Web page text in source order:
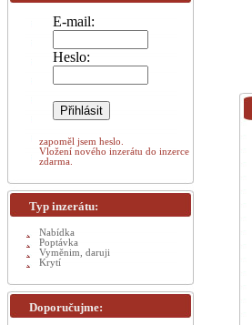
E-mail:
Heslo:
zapoměl jsem heslo.
Vložení nového inzerátu do inzerce
zdarma.
Typ inzerátu:
Nabídka
Poptávka
Vyměnim, daruji
Krytí
Doporučujme: